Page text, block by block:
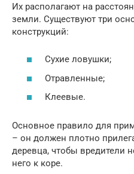
Их располагают на
земли. Существуют три
конструкций:
Сухие ловушки;
Отравленные;
Клеевые.
Основное правило для
– он должен плотно
деревца, чтобы вредители
него к коре.